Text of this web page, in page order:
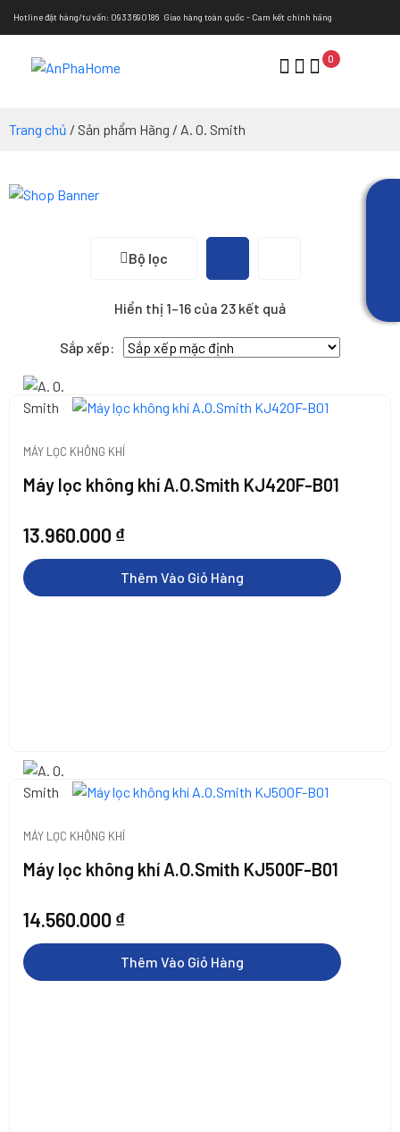
Hotline đặt hàng/tư vấn: 0933690186 Giao hàng toàn quốc - Cam kết chính hãng
0
Trang chủ / Sản phẩm Hãng / A. O. Smith
Bộ lọc
Hiển thị 1–16 của 23 kết quả
Sắp xếp:
MÁY LỌC KHÔNG KHÍ
Máy lọc không khí A.O.Smith KJ420F-B01
13.960.000 ₫
Thêm Vào Giỏ Hàng
MÁY LỌC KHÔNG KHÍ
Máy lọc không khí A.O.Smith KJ500F-B01
14.560.000 ₫
Thêm Vào Giỏ Hàng